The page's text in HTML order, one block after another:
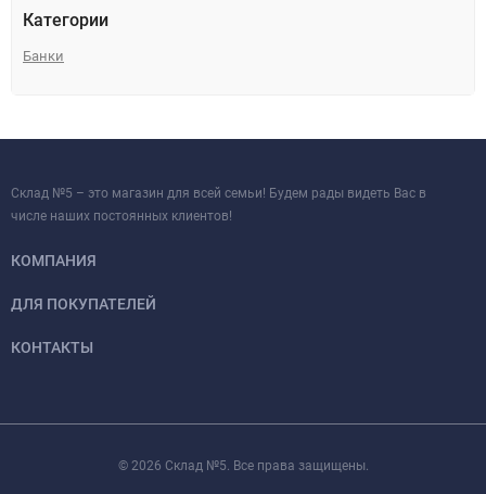
Категории
Банки
Склад №5 – это магазин для всей семьи! Будем рады видеть Вас в
числе наших постоянных клиентов!
КОМПАНИЯ
ДЛЯ ПОКУПАТЕЛЕЙ
КОНТАКТЫ
© 2026 Склад №5. Все права защищены.